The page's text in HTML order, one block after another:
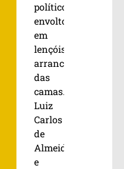
políticos,
envoltos
em
lençóis
arrancados
das
camas.
Luiz
Carlos
de
Almeida
e